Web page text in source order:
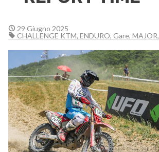
29 Giugno 2025
CHALLENGE KTM, ENDURO, Gare, MAJOR,